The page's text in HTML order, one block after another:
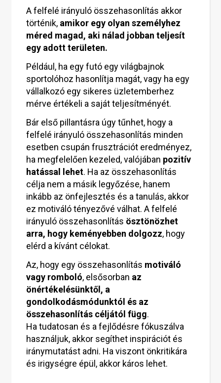
A felfelé irányuló összehasonlítás akkor
történik, amikor egy olyan személyhez
méred magad, aki nálad jobban teljesít
egy adott területen.
Például, ha egy futó egy világbajnok
sportolóhoz hasonlítja magát, vagy ha egy
vállalkozó egy sikeres üzletemberhez
mérve értékeli a saját teljesítményét.
Bár első pillantásra úgy tűnhet, hogy a
felfelé irányuló összehasonlítás minden
esetben csupán frusztrációt eredményez,
ha megfelelően kezeled, valójában pozitív
hatással lehet. Ha az összehasonlítás
célja nem a másik legyőzése, hanem
inkább az önfejlesztés és a tanulás, akkor
ez motiváló tényezővé válhat. A felfelé
irányuló összehasonlítás ösztönözhet
arra, hogy keményebben dolgozz, hogy
elérd a kívánt célokat.
Az, hogy egy összehasonlítás motiváló
vagy romboló, elsősorban az
önértékelésünktől, a
gondolkodásmódunktól és az
összehasonlítás céljától függ.
Ha tudatosan és a fejlődésre fókuszálva
használjuk, akkor segíthet inspirációt és
iránymutatást adni. Ha viszont önkritikára
és irigységre épül, akkor káros lehet.